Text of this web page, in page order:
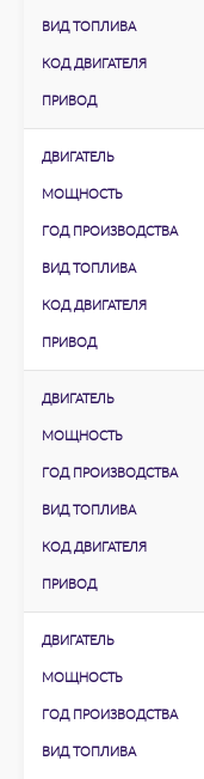
ВИД ТОПЛИВА
КОД ДВИГАТЕЛЯ
ПРИВОД
ДВИГАТЕЛЬ
МОЩНОСТЬ
ГОД ПРОИЗВОДСТВА
ВИД ТОПЛИВА
КОД ДВИГАТЕЛЯ
ПРИВОД
ДВИГАТЕЛЬ
МОЩНОСТЬ
ГОД ПРОИЗВОДСТВА
ВИД ТОПЛИВА
КОД ДВИГАТЕЛЯ
ПРИВОД
ДВИГАТЕЛЬ
МОЩНОСТЬ
ГОД ПРОИЗВОДСТВА
ВИД ТОПЛИВА